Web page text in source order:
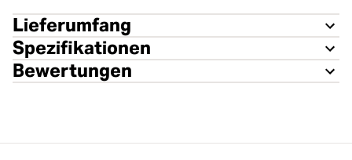
Lieferumfang
Spezifikationen
Bewertungen